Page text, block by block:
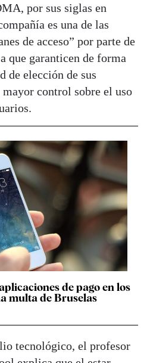
por sus siglas en
es una de las
de acceso” por parte de
que garanticen de forma
de elección de sus
control sobre el uso
de pago en los
multa de Bruselas
tecnológico, el profesor